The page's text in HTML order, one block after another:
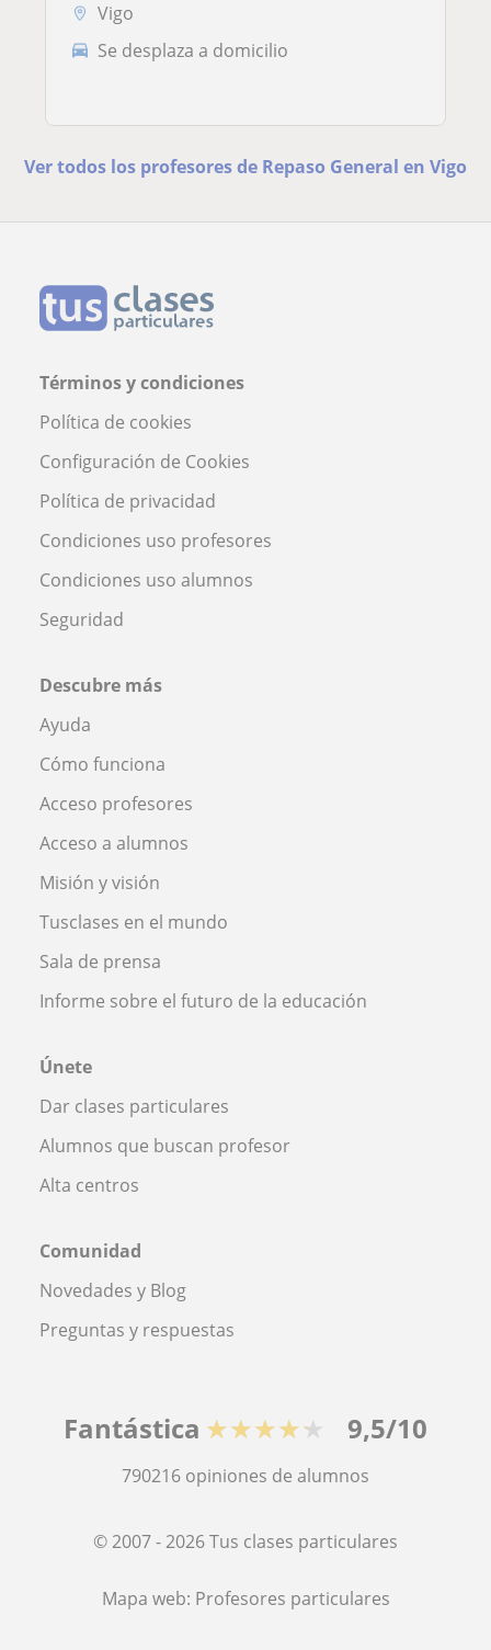
Vigo
Se desplaza a domicilio
Ver todos los profesores de Repaso General en Vigo
Términos y condiciones
Política de cookies
Configuración de Cookies
Política de privacidad
Condiciones uso profesores
Condiciones uso alumnos
Seguridad
Descubre más
Ayuda
Cómo funciona
Acceso profesores
Acceso a alumnos
Misión y visión
Tusclases en el mundo
Sala de prensa
Informe sobre el futuro de la educación
Únete
Dar clases particulares
Alumnos que buscan profesor
Alta centros
Comunidad
Novedades y Blog
Preguntas y respuestas
Fantástica ★★★★★ 9,5/10
790216 opiniones de alumnos
© 2007 - 2026 Tus clases particulares
Mapa web: Profesores particulares